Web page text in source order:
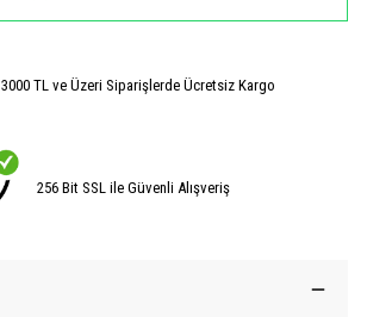
3000 TL ve Üzeri Siparişlerde Ücretsiz Kargo
256 Bit SSL ile Güvenli Alışveriş